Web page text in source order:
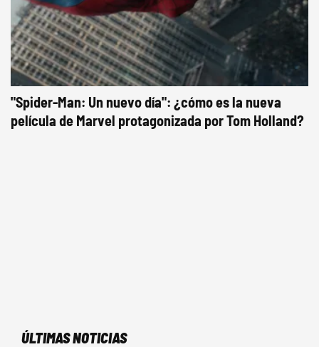
"Spider-Man: Un nuevo día": ¿cómo es la nueva
película de Marvel protagonizada por Tom Holland?
ÚLTIMAS NOTICIAS